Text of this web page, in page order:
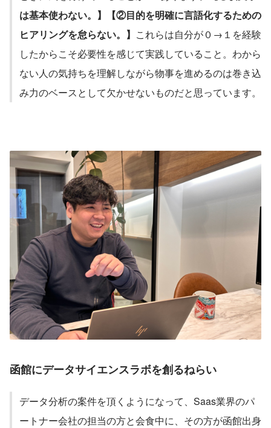
は基本使わない。】【②目的を明確に言語化するための
ヒアリングを怠らない。】 これらは自分が０→１を経験
したからこそ必要性を感じて実践していること。わから
ない人の気持ちを理解しながら物事を進めるのは巻き込
み力のベースとして欠かせないものだと思っています。
函館にデータサイエンスラボを創るねらい
データ分析の案件を頂くようになって、Saas業界のパ
ートナー会社の担当の方と会食中に、その方が函館出身